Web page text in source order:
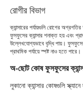
রোগীর বিভাগ
ক্যান্সারের পর্যায়গুলি রোগের
ফুসফুসের ক্যান্সার শনাক্ত হয় এবং
উল্লেখযোগ্যভাবে বৃদ্ধি পায়।
প্রাথমিক পর্যায়ে স্পষ্ট নাও হতে পারে।
অ-ছোট কোষ ফুসফুসের
লুকানো ক্যান্সার কোষগুলি